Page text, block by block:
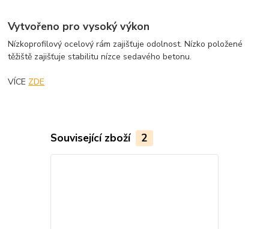
Vytvořeno pro vysoký výkon
Nízkoprofilový ocelový rám zajišťuje odolnost. Nízko položené
těžiště zajišťuje stabilitu nízce sedavého betonu.
VÍCE ZDE
Související zboží 2